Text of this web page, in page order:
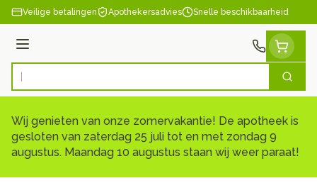
Ga naar de inhoud
Veilige betalingen Apothekersadvies Snelle beschikbaarheid
Menu
Product, merk, categorie... Zoek
Wij genieten van onze zomervakantie! De apotheek is
gesloten van zaterdag 25 juli tot en met zondag 9
augustus. Maandag 10 augustus staan wij weer paraat!